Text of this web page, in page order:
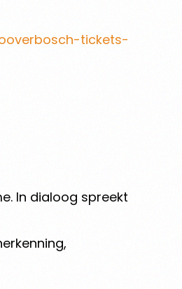
tickets-
In dialoog spreekt